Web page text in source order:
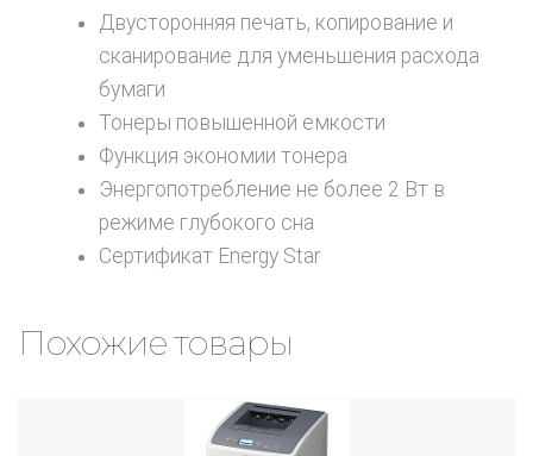
Двусторонняя печать, копирование и
сканирование для уменьшения расхода
бумаги
Тонеры повышенной емкости
Функция экономии тонера
Энергопотребление не более 2 Вт в
режиме глубокого сна
Сертификат Energy Star
Похожие товары